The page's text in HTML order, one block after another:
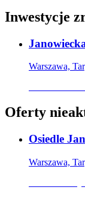
Inwestycje
Warszawa,
Oferty
Osiedle
Warszawa,